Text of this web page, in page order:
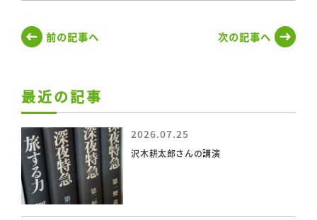
前の記事へ 次の記事へ
最近の記事
2026.07.25
沢木耕太郎さんの講演